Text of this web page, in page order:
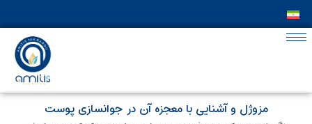
مزوژل و آشنایی با معجزه‌ آن در جوانسازی پوست